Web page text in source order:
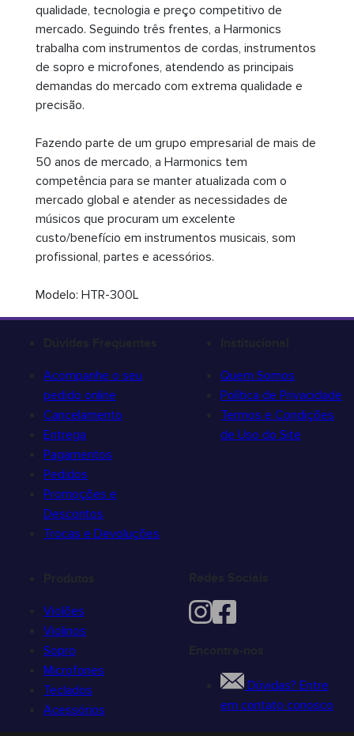
qualidade, tecnologia e preço competitivo de
mercado. Seguindo três frentes, a Harmonics
trabalha com instrumentos de cordas, instrumentos
de sopro e microfones, atendendo as principais
demandas do mercado com extrema qualidade e
precisão.
Fazendo parte de um grupo empresarial de mais de
50 anos de mercado, a Harmonics tem
competência para se manter atualizada com o
mercado global e atender as necessidades de
músicos que procuram um excelente
custo/benefício em instrumentos musicais, som
profissional, partes e acessórios.
Modelo: HTR-300L
Acompanhe o seu
pedido online
Cancelamento
Entrega
Pagamentos
Pedidos
Promoções e
Descontos
Trocas e Devoluções
Quem Somos
Política de Privacidade
Termos e Condições
de Uso do Site
Violões
Violinos
Sopro
Microfones
Teclados
Acessórios
Dúvidas? Entre
em contato conosco